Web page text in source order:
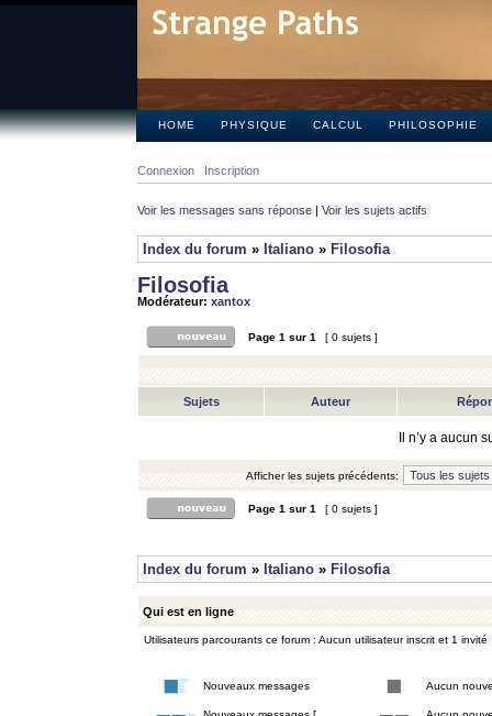
HOME PHYSIQUE CALCUL PHILOSOPHIE
Connexion Inscription
Voir les messages sans réponse | Voir les sujets actifs
Index du forum » Italiano » Filosofia
Filosofia
Modérateur: xantox
Page 1 sur 1 [ 0 sujets ]
Sujets Auteur
Il n’y a aucun
Afficher les sujets précédents:
Page 1 sur 1 [ 0 sujets ]
Index du forum » Italiano » Filosofia
Qui est en ligne
Utilisateurs parcourants ce forum : Aucun utilisateur inscrit et 1 invité
Nouveaux messages Aucun